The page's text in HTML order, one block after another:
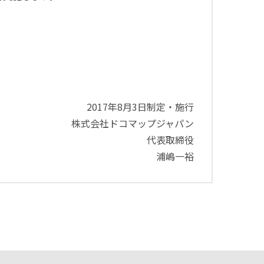
2017年8月3日制定・施行
株式会社ドコマップジャパン
代表取締役
浦嶋一裕